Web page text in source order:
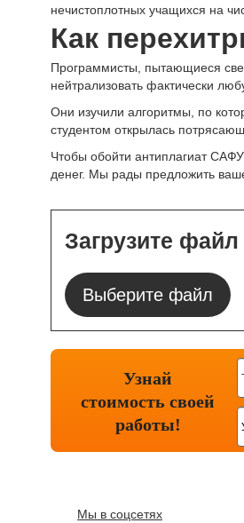
нечистоплотных учащихся на
Как
Программисты, пытающиеся
нейтрализовать фактически
Они изучили алгоритмы, по
студентом открылась
Чтобы обойти антиплагиат
денег. Мы рады предложить
Загрузите
Выберите файл
Узнай
стоимость своей
работы!
Мы в соцсетях